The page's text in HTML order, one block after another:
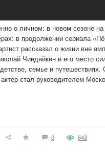
о личном: в новом сезоне
в продолжении сериала
рассказал о жизни вне
Чиндяйкин и его место
семье и
стал руководителем
0 643